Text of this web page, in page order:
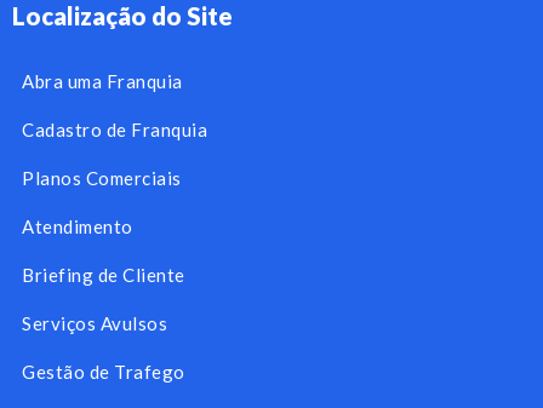
Localização do Site
Abra uma Franquia
Cadastro de Franquia
Planos Comerciais
Atendimento
Briefing de Cliente
Serviços Avulsos
Gestão de Trafego